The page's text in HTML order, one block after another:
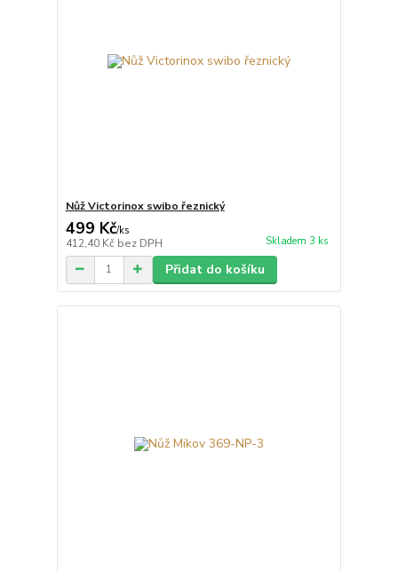
Nůž Victorinox swibo řeznický
499 Kč/ks
412,40 Kč bez DPH Skladem 3 ks
Přidat do košíku